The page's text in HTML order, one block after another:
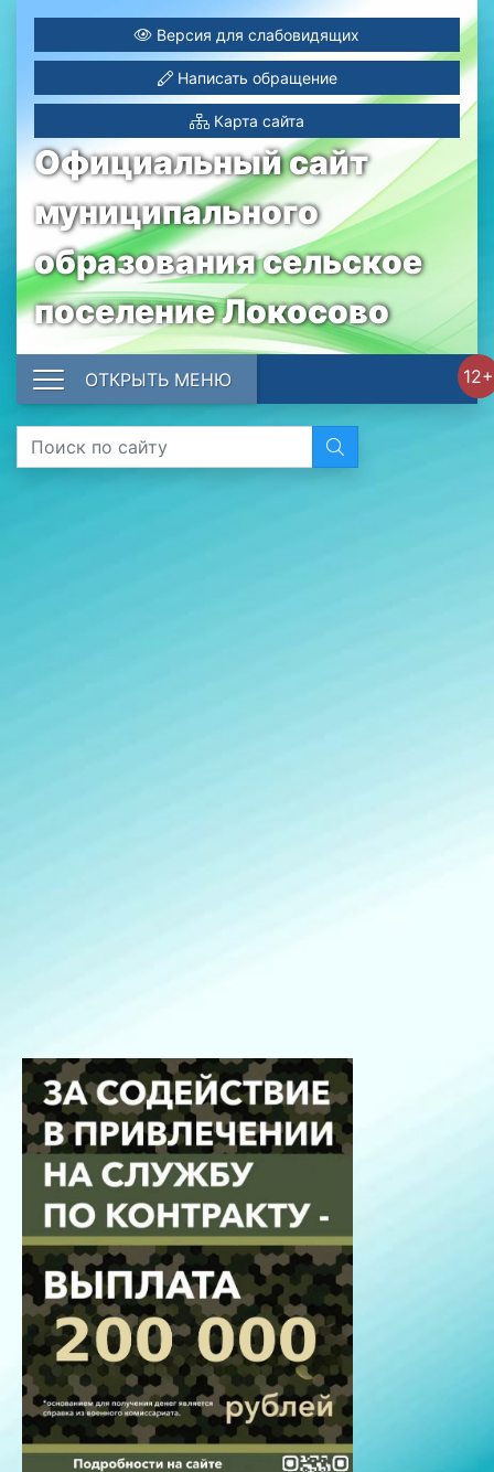
Официальный сайт
муниципального
образования сельское
поселение Локосово
Версия для слабовидящих
Написать обращение
Карта сайта
12+
ОТКРЫТЬ МЕНЮ